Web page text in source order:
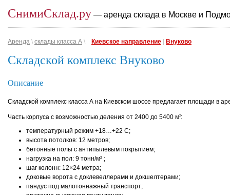
СнимиСклад.ру — аренда склада в Москве и
Аренда \ склады класса A \ Киевское направление Внуково
Складской комплекс Внуково
Описание
Складской комплекс класса А на Киевском шоссе предлагает площади в
Часть корпуса с возможностью деления от 2400 до 5400 м2:
температурный режим +18…+22 С;
высота потолков: 12 метров;
бетонные полы с антипылевым покрытием;
нагрузка на пол: 9 тонн/м² ;
шаг колонн: 12×24 метра;
доковые ворота с доклевеллерами и докшелтерами;
пандус под малотоннажный транспорт;